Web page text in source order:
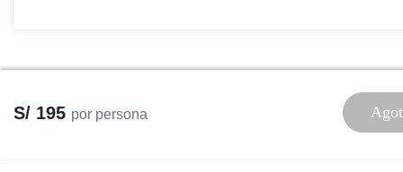
S/ 195 por persona